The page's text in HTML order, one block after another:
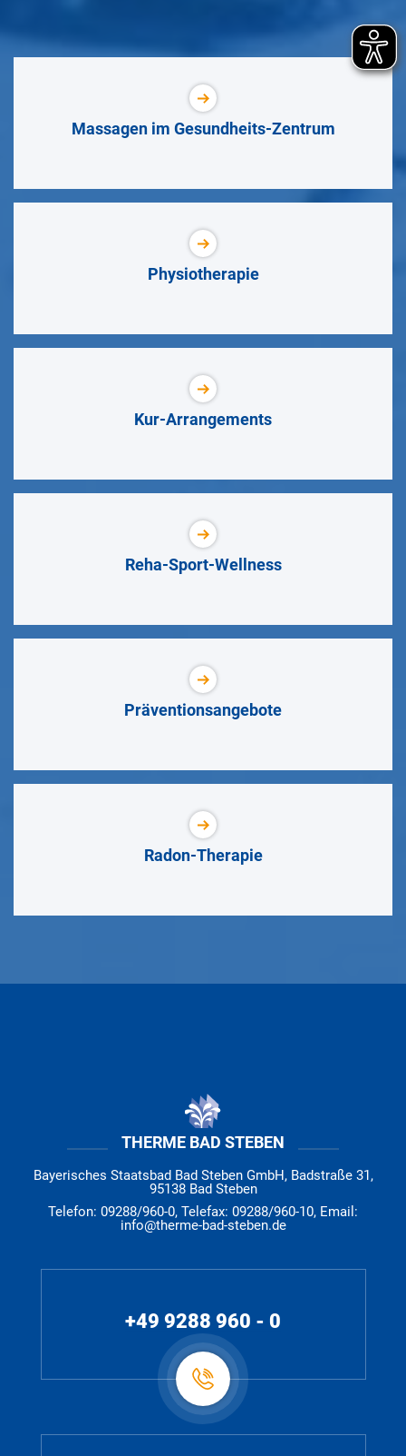
Massagen im Gesundheits-Zentrum
Physiotherapie
Kur-Arrangements
Reha-Sport-Wellness
Präventionsangebote
Radon-Therapie
THERME BAD STEBEN
Bayerisches Staatsbad Bad Steben GmbH, Badstraße 31,
95138 Bad Steben
Telefon: 09288/960-0, Telefax: 09288/960-10, Email:
info@therme-bad-steben.de
+49 9288 960 - 0